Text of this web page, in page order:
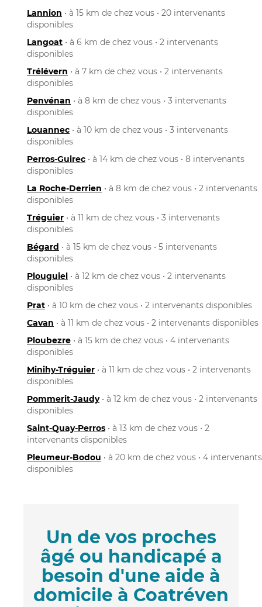
Lannion • à 15 km de chez vous • 20 intervenants
disponibles
Langoat • à 6 km de chez vous • 2 intervenants
disponibles
Trélévern • à 7 km de chez vous • 2 intervenants
disponibles
Penvénan • à 8 km de chez vous • 3 intervenants
disponibles
Louannec • à 10 km de chez vous • 3 intervenants
disponibles
Perros-Guirec • à 14 km de chez vous • 8 intervenants
disponibles
La Roche-Derrien • à 8 km de chez vous • 2 intervenants
disponibles
Tréguier • à 11 km de chez vous • 3 intervenants
disponibles
Bégard • à 15 km de chez vous • 5 intervenants
disponibles
Plouguiel • à 12 km de chez vous • 2 intervenants
disponibles
Prat • à 10 km de chez vous • 2 intervenants disponibles
Cavan • à 11 km de chez vous • 2 intervenants disponibles
Ploubezre • à 15 km de chez vous • 4 intervenants
disponibles
Minihy-Tréguier • à 11 km de chez vous • 2 intervenants
disponibles
Pommerit-Jaudy• à 12 km de chez vous • 2 intervenants
disponibles
Saint-Quay-Perros • à 13 km de chez vous • 2
intervenants disponibles
Pleumeur-Bodou • à 20 km de chez vous • 4 intervenants
disponibles
Un de vos proches
âgé ou handicapé a
besoin d'une aide à
domicile à Coatréven